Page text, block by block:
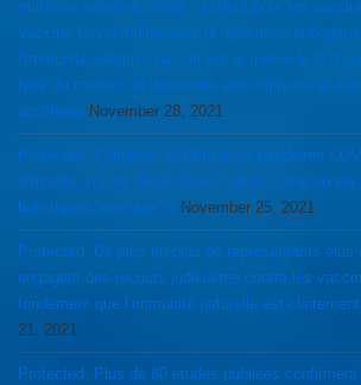
mutation adaptive oblige…surtout pour les
Vaccins Covid inhiberaient la réparation endogène
l’immunité adaptive faisant par la même le lit
faite de cancer, de désordres auto-immuns et
accélérée November 28, 2021
Protected: Contibuer à la Fin de la pandémie
officielle, via les “fever clinics” de la Chine ou via
holistiques “new age” ? November 25, 2021
Protected: De plus en plus de représentants élus
engagent des recours judiciaires contre les
fondement que l’immunité naturelle est
21, 2021
Protected: Plus de 80 études publiées confirment